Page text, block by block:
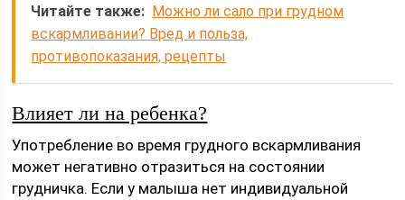
Читайте также: Можно ли сало при грудном
вскармливании? Вред и польза,
противопоказания, рецепты
Влияет ли на ребенка?
Употребление во время грудного вскармливания
может негативно отразиться на состоянии
грудничка. Если у малыша нет индивидуальной